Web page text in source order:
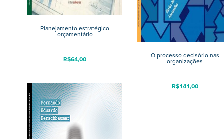
O processo decisório nas
organizações
R$141,00
Planejamento estratégico
orçamentário
R$64,00